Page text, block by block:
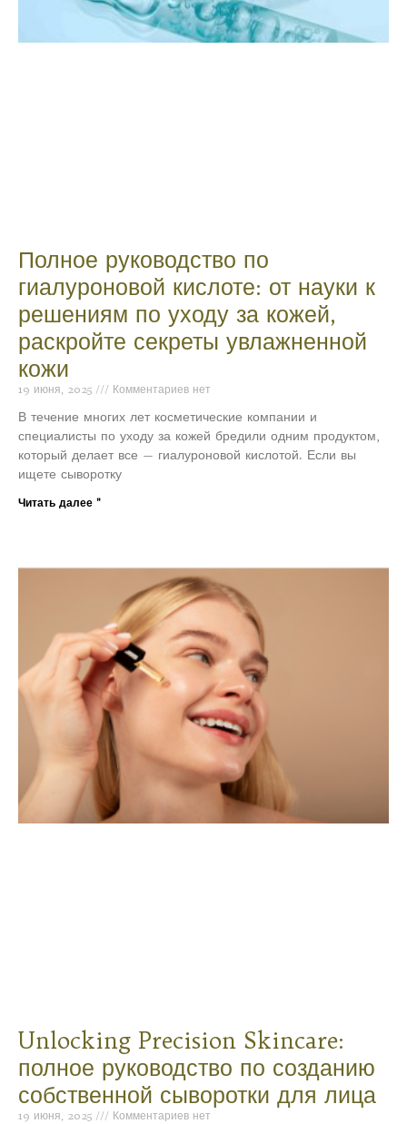
Полное руководство по
гиалуроновой кислоте: от науки к
решениям по уходу за кожей,
раскройте секреты увлажненной
кожи
19 июня, 2025 Комментариев нет
В течение многих лет косметические компании и
специалисты по уходу за кожей бредили одним продуктом,
который делает все — гиалуроновой кислотой. Если вы
ищете сыворотку
Читать далее "
Unlocking Precision Skincare:
полное руководство по созданию
собственной сыворотки для лица
19 июня, 2025 Комментариев нет